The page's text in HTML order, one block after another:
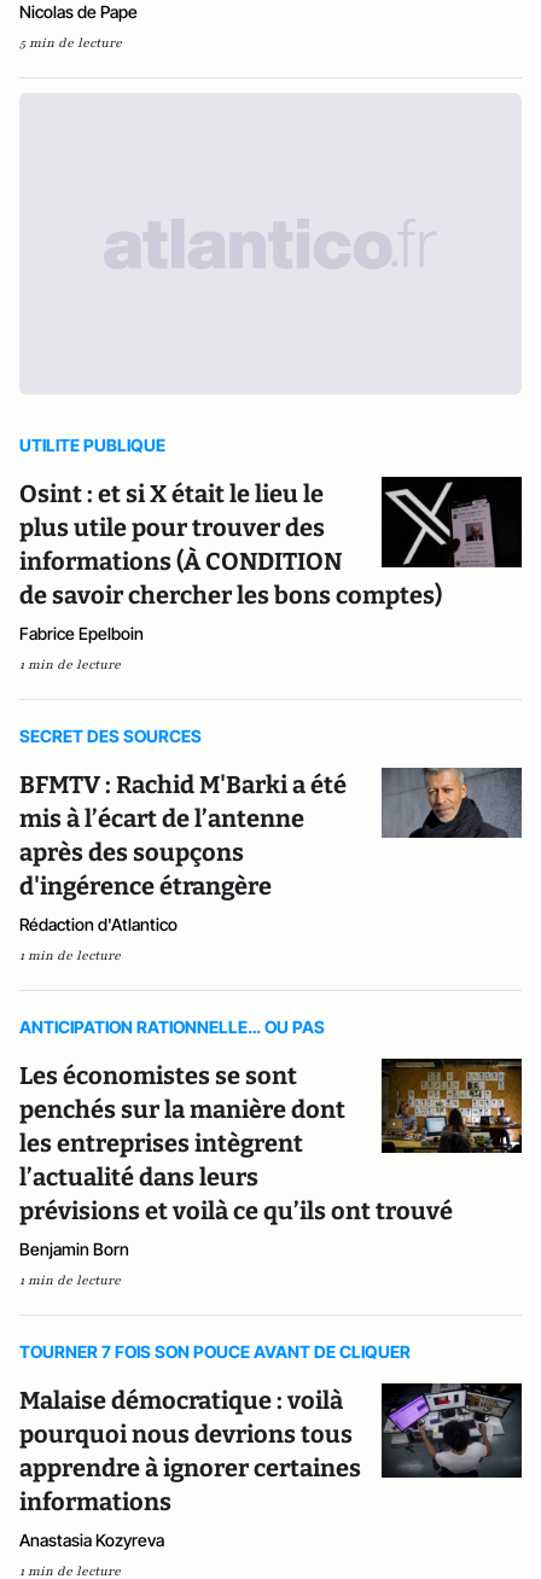
Nicolas de Pape
5 min de lecture
UTILITE PUBLIQUE
Osint : et si X était le lieu le
plus utile pour trouver des
informations (À CONDITION
de savoir chercher les bons comptes)
Fabrice Epelboin
1 min de lecture
SECRET DES SOURCES
BFMTV : Rachid M'Barki a été
mis à l’écart de l’antenne
après des soupçons
d'ingérence étrangère
Rédaction d'Atlantico
1 min de lecture
ANTICIPATION RATIONNELLE… OU PAS
Les économistes se sont
penchés sur la manière dont
les entreprises intègrent
l’actualité dans leurs
prévisions et voilà ce qu’ils ont trouvé
Benjamin Born
1 min de lecture
TOURNER 7 FOIS SON POUCE AVANT DE CLIQUER
Malaise démocratique : voilà
pourquoi nous devrions tous
apprendre à ignorer certaines
informations
Anastasia Kozyreva
1 min de lecture